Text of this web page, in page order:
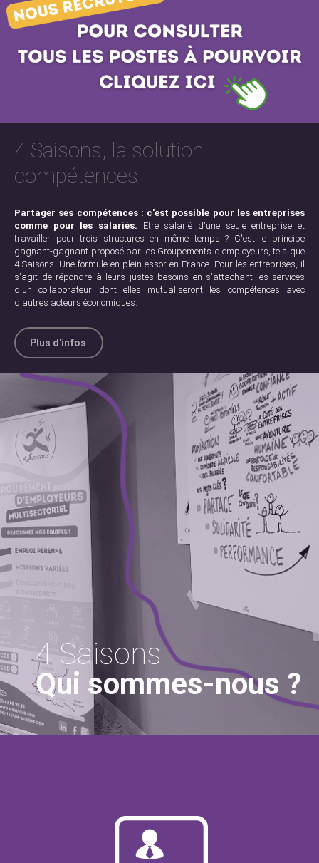
4 Saisons, la solution
compétences
Partager ses compétences : c'est possible pour les entreprises
comme pour les salariés. Etre salarié d'une seule entreprise et
travailler pour trois structures en même temps ? C'est le principe
gagnant-gagnant proposé par les Groupements d'employeurs, tels que
4 Saisons. Une formule en plein essor en France. Pour les entreprises, il
s'agit de répondre à leurs justes besoins en s'attachant les services
d'un collaborateur dont elles mutualiseront les compétences avec
d'autres acteurs économiques.
Plus d'infos
4 Saisons
Qui sommes-nous ?